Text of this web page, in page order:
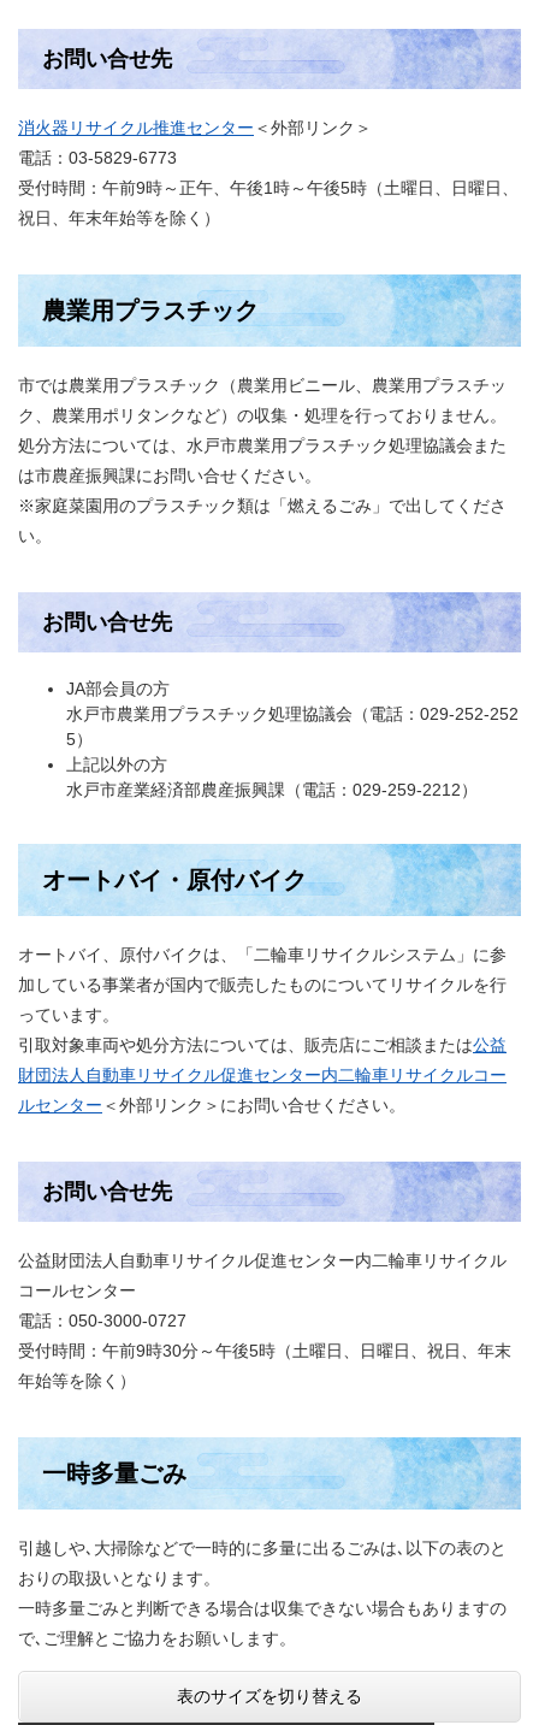
お問い合せ先
消火器リサイクル推進センター ＜外部リンク＞
電話：03-5829-6773
受付時間：午前9時～正午、午後1時～午後5時（土曜日、日曜日、
祝日、年末年始等を除く）
農業用プラスチック
市では農業用プラスチック（農業用ビニール、農業用プラスチッ
ク、農業用ポリタンクなど）の収集・処理を行っておりません。
処分方法については、水戸市農業用プラスチック処理協議会また
は市農産振興課にお問い合せください。
※家庭菜園用のプラスチック類は「燃えるごみ」で出してくださ
い。
お問い合せ先
JA部会員の方
水戸市農業用プラスチック処理協議会（電話：029-252-252
5）
上記以外の方
水戸市産業経済部農産振興課（電話：029-259-2212）
オートバイ・原付バイク
オートバイ、原付バイクは、「二輪車リサイクルシステム」に参
加している事業者が国内で販売したものについてリサイクルを行
っています。
引取対象車両や処分方法については、販売店にご相談または公益
財団法人自動車リサイクル促進センター内二輪車リサイクルコー
ルセンター ＜外部リンク＞ にお問い合せください。
お問い合せ先
公益財団法人自動車リサイクル促進センター内二輪車リサイクル
コールセンター
電話：050-3000-0727
受付時間：午前9時30分～午後5時（土曜日、日曜日、祝日、年末
年始等を除く）
一時多量ごみ
引越しや､大掃除などで一時的に多量に出るごみは､以下の表のと
おりの取扱いとなります。
一時多量ごみと判断できる場合は収集できない場合もありますの
で､ご理解とご協力をお願いします。
表のサイズを切り替える